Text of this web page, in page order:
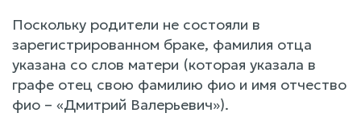
Поскольку родители не состояли в
зарегистрированном браке, фамилия отца
указана со слов матери (которая указала в
графе отец свою фамилию фио и имя отчество
фио – «Дмитрий Валерьевич»).